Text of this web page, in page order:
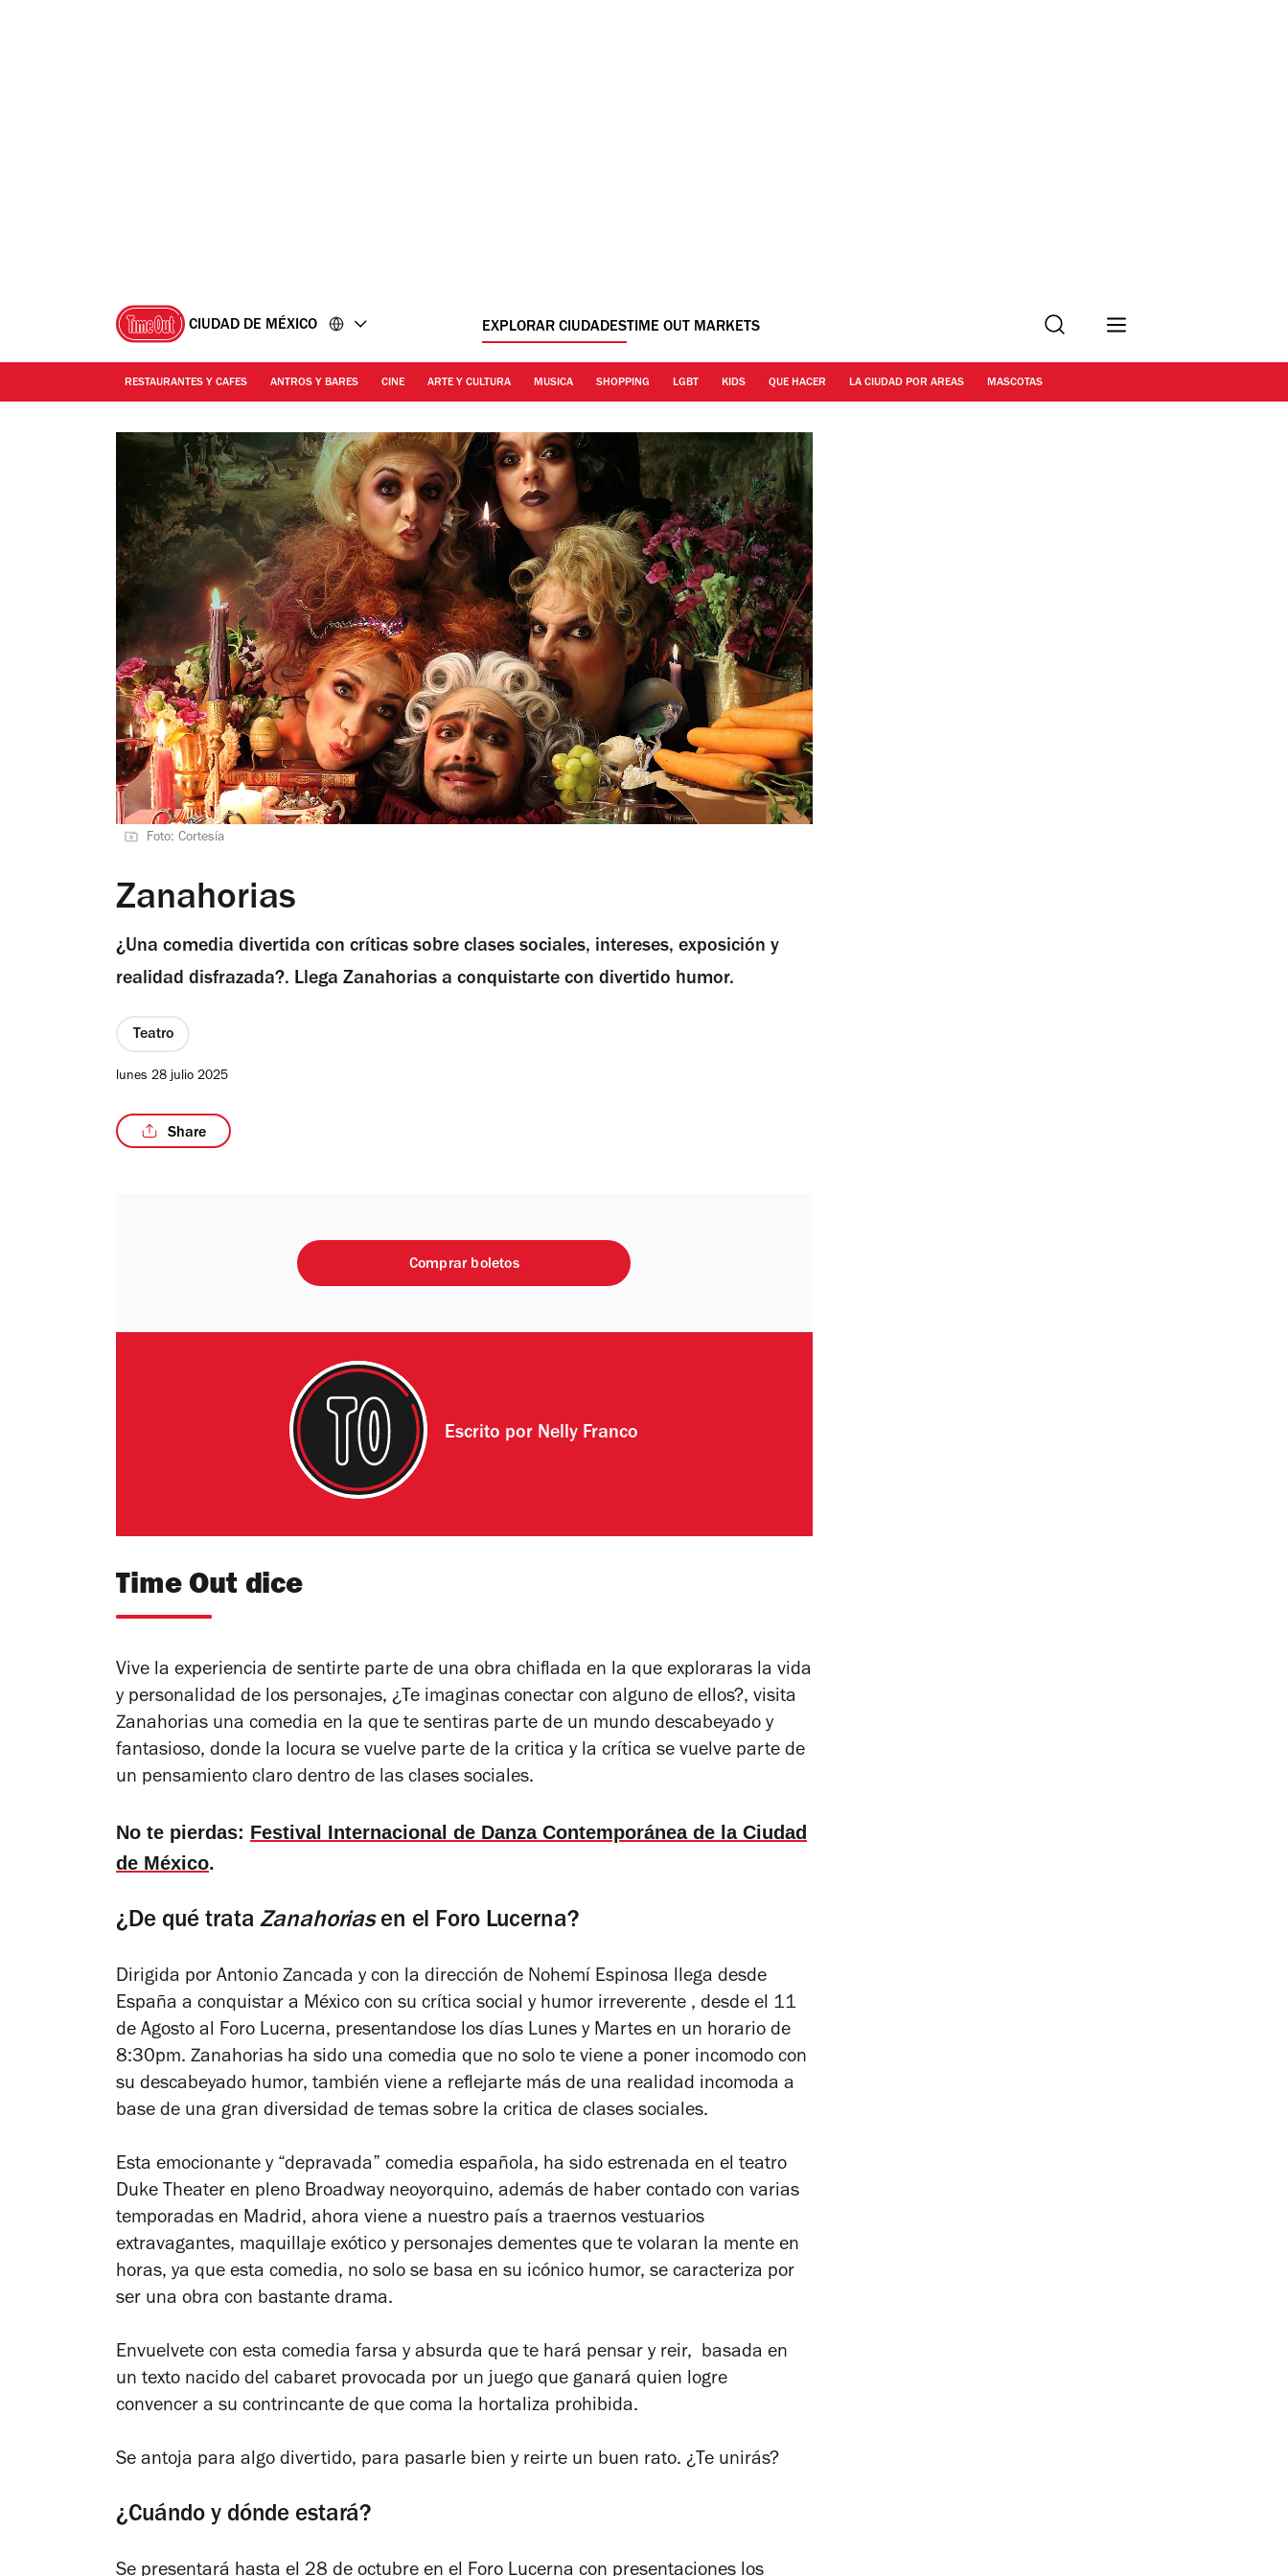
CIUDAD DE MÉXICO EXPLORAR CIUDADESTIME OUT MARKETS Buscar
RESTAURANTES Y CAFES ANTROS Y BARES CINE ARTE Y CULTURA MUSICA SHOPPING LGBT KIDS QUE HACER LA CIUDAD POR AREAS MASCOTAS
Foto: Cortesía
Zanahorias
¿Una comedia divertida con críticas sobre clases sociales, intereses, exposición y
realidad disfrazada?. Llega Zanahorias a conquistarte con divertido humor.
Teatro
lunes 28 julio 2025
Share
Comprar boletos
Escrito por Nelly Franco
Time Out dice
Vive la experiencia de sentirte parte de una obra chiflada en la que exploraras la vida
y personalidad de los personajes, ¿Te imaginas conectar con alguno de ellos?, visita
Zanahorias una comedia en la que te sentiras parte de un mundo descabeyado y
fantasioso, donde la locura se vuelve parte de la critica y la crítica se vuelve parte de
un pensamiento claro dentro de las clases sociales.
No te pierdas: Festival Internacional de Danza Contemporánea de la Ciudad
de México.
¿De qué trataZanahoriasen el Foro Lucerna?
Dirigida por Antonio Zancada y con la dirección de Nohemí Espinosa llega desde
España a conquistar a México con su crítica social y humor irreverente , desde el 11
de Agosto al Foro Lucerna, presentandose los días Lunes y Martes en un horario de
8:30pm. Zanahorias ha sido una comedia que no solo te viene a poner incomodo con
su descabeyado humor, también viene a reflejarte más de una realidad incomoda a
base de una gran diversidad de temas sobre la critica de clases sociales.
Esta emocionante y “depravada” comedia española, ha sido estrenada en el teatro
Duke Theater en pleno Broadway neoyorquino, además de haber contado con varias
temporadas en Madrid, ahora viene a nuestro país a traernos vestuarios
extravagantes, maquillaje exótico y personajes dementes que te volaran la mente en
horas, ya que esta comedia, no solo se basa en su icónico humor, se caracteriza por
ser una obra con bastante drama.
Envuelvete con esta comedia farsa y absurda que te hará pensar y reir, basada en
un texto nacido del cabaret provocada por un juego que ganará quien logre
convencer a su contrincante de que coma la hortaliza prohibida.
Se antoja para algo divertido, para pasarle bien y reirte un buen rato. ¿Te unirás?
¿Cuándo y dónde estará?